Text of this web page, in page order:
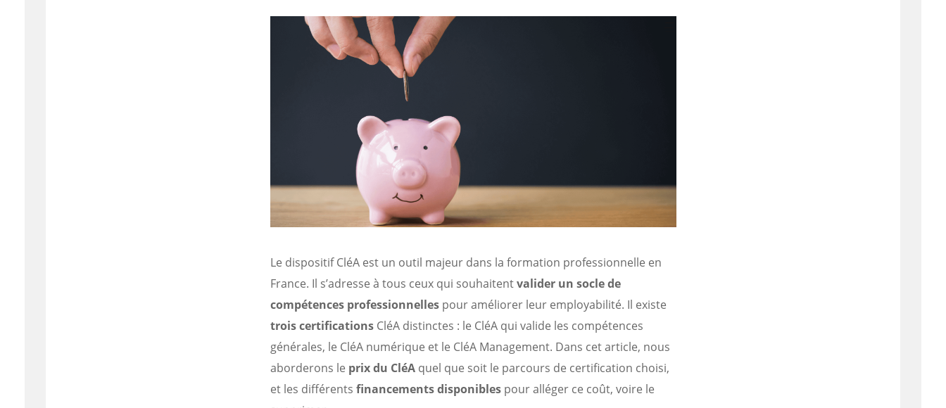
Le dispositif CléA est un outil majeur dans la formation professionnelle en
France. Il s’adresse à tous ceux qui souhaitentvalider un socle de
compétences professionnellespour améliorer leur employabilité. Il existe
trois certifications CléA distinctes : le CléA qui valide les compétences
générales, le CléA numérique et le CléA Management. Dans cet article, nous
aborderons le prix du CléAquel que soit le parcours de certification choisi,
et les différents financements disponibles pour alléger ce coût, voire le